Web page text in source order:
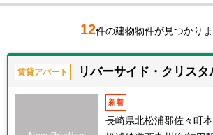
12件の建物物件が見つかり
賃貸アパート リバーサイド・クリスタ
新着
長崎県北松浦郡佐々町